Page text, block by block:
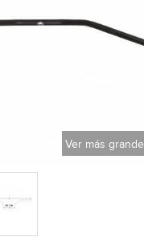
Ver más grande